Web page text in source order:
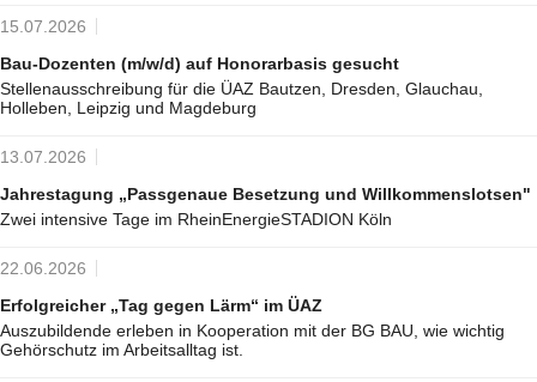
15.07.2026
Bau-Dozenten (m/w/d) auf Honorarbasis gesucht
Stellenausschreibung für die ÜAZ Bautzen, Dresden, Glauchau,
Holleben, Leipzig und Magdeburg
13.07.2026
Jahrestagung „Passgenaue Besetzung und Willkommenslotsen"
Zwei intensive Tage im RheinEnergieSTADION Köln
22.06.2026
Erfolgreicher „Tag gegen Lärm“ im ÜAZ
Auszubildende erleben in Kooperation mit der BG BAU, wie wichtig
Gehörschutz im Arbeitsalltag ist.